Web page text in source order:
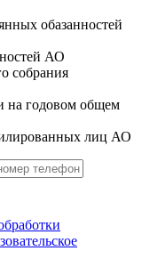
обазанностей
АО
собрания
на годовом общем
лиц АО